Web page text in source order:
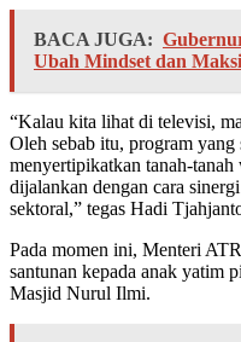
BACA JUGA:
Ubah Mindset dan
“Kalau kita lihat di televisi,
Oleh sebab itu, program yang
menyertipikatkan tanah-
dijalankan dengan cara
sektoral,” tegas Hadi
Pada momen ini, Menteri
santunan kepada anak yatim
Masjid Nurul Ilmi.